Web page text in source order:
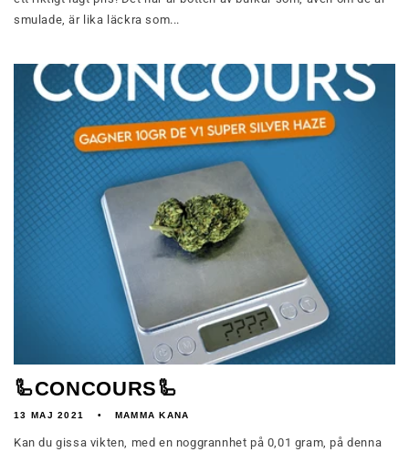
smulade, är lika läckra som...
🦾CONCOURS🦾
13 MAJ 2021 MAMMA KANA
Kan du gissa vikten, med en noggrannhet på 0,01 gram, på denna